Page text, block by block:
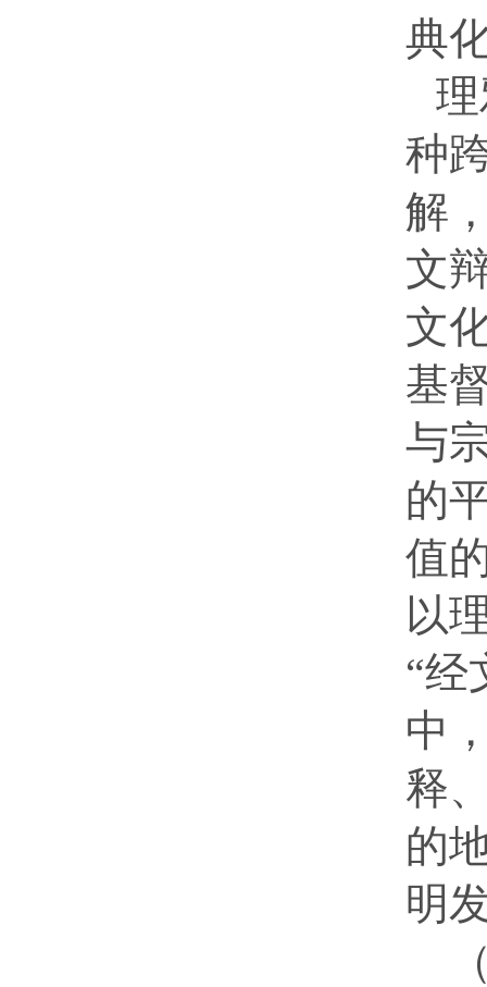
典
种
解
文
文
基
与
的
值
以
“经
中
释
的
明